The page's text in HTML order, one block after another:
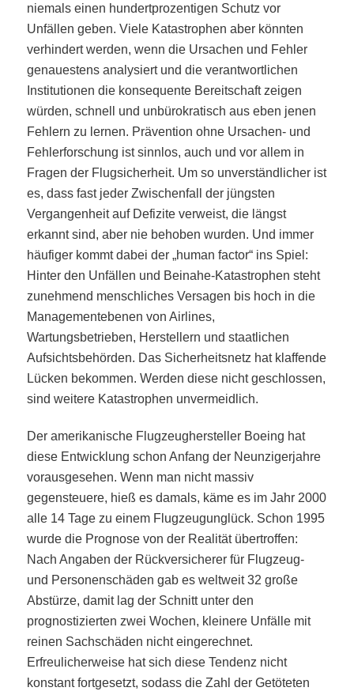
niemals einen hundertprozentigen Schutz vor
Unfällen geben. Viele Katastrophen aber könnten
verhindert werden, wenn die Ursachen und Fehler
genauestens analysiert und die verantwortlichen
Institutionen die konsequente Bereitschaft zeigen
würden, schnell und unbürokratisch aus eben jenen
Fehlern zu lernen. Prävention ohne Ursachen- und
Fehlerforschung ist sinnlos, auch und vor allem in
Fragen der Flugsicherheit. Um so unverständlicher ist
es, dass fast jeder Zwischenfall der jüngsten
Vergangenheit auf Defizite verweist, die längst
erkannt sind, aber nie behoben wurden. Und immer
häufiger kommt dabei der „human factor“ ins Spiel:
Hinter den Unfällen und Beinahe-Katastrophen steht
zunehmend menschliches Versagen bis hoch in die
Managementebenen von Airlines,
Wartungsbetrieben, Herstellern und staatlichen
Aufsichtsbehörden. Das Sicherheitsnetz hat klaffende
Lücken bekommen. Werden diese nicht geschlossen,
sind weitere Katastrophen unvermeidlich.
Der amerikanische Flugzeughersteller Boeing hat
diese Entwicklung schon Anfang der Neunzigerjahre
vorausgesehen. Wenn man nicht massiv
gegensteuere, hieß es damals, käme es im Jahr 2000
alle 14 Tage zu einem Flugzeugunglück. Schon 1995
wurde die Prognose von der Realität übertroffen:
Nach Angaben der Rückversicherer für Flugzeug-
und Personenschäden gab es weltweit 32 große
Abstürze, damit lag der Schnitt unter den
prognostizierten zwei Wochen, kleinere Unfälle mit
reinen Sachschäden nicht eingerechnet.
Erfreulicherweise hat sich diese Tendenz nicht
konstant fortgesetzt, sodass die Zahl der Getöteten